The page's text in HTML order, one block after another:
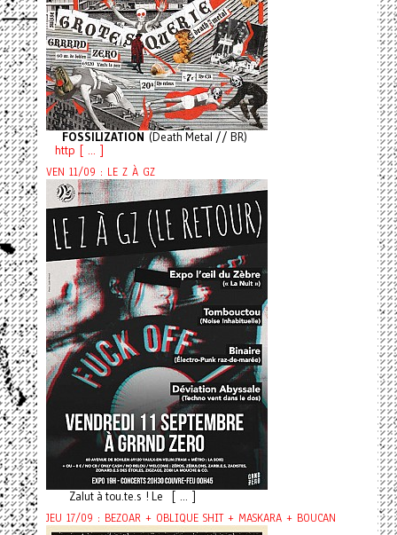
FOSSILIZATION (Death Metal // BR)
http [ ... ]
VEN 11/09 : LE Z À GZ
Zalut à tou.te.s ! Le [ ... ]
JEU 17/09 : BEZOAR + OBLIQUE SHIT + MASKARA + BOUCAN